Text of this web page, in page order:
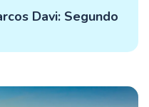
Davi: Segundo